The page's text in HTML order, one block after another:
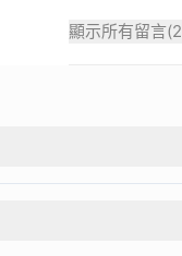
顯示所有留言(2